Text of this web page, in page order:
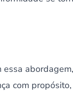
com